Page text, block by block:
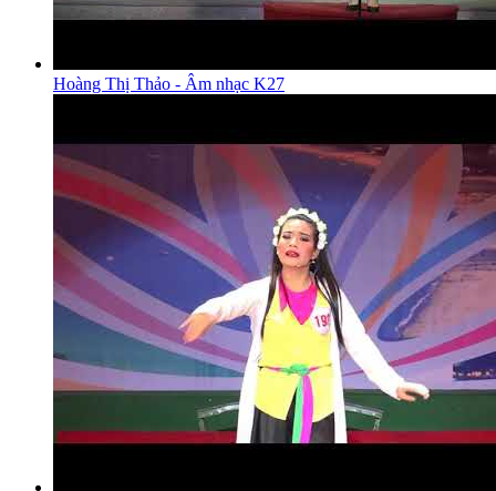
Hoàng Thị Thảo - Âm nhạc K27